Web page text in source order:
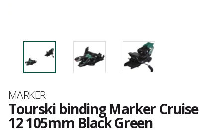
Merk
MARKER
Tourski binding Marker Cruise
12 105mm Black Green